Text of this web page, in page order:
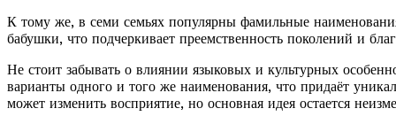
К тому же, в семи семьях популярны фамильные
бабушки, что подчеркивает преемственность поколений и
Не стоит забывать о влиянии языковых и культурных
варианты одного и того же наименования, что придаёт
может изменить восприятие, но основная идея остается